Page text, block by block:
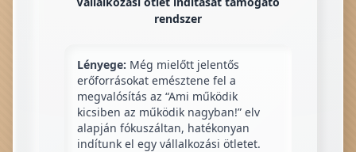
rendszer
Lényege: Még mielőtt jelentős
erőforrásokat emésztene fel a
megvalósítás az “Ami működik
kicsiben az működik nagyban!” elv
alapján fókuszáltan, hatékonyan
indítunk el egy vállalkozási ötletet.